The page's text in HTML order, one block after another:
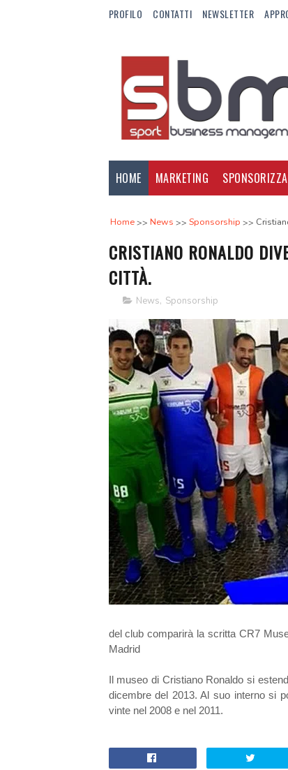
PROFILO CONTATTI NEWSLETTER
HOME MARKETING
Home News Sponsorship
CRISTIANO RONALDO
CITTÀ.
News, Sponsorship
del club comparirà la scritta CR7
Madrid
Il museo di Cristiano Ronaldo si
dicembre del 2013. Al suo interno si
vinte nel 2008 e nel 2011.